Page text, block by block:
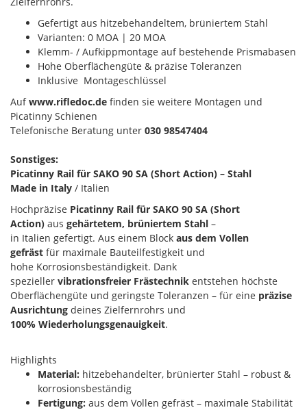
Gefertigt aus hitzebehandeltem, brüniertem Stahl
Varianten: 0 MOA | 20 MOA
Klemm- / Aufkippmontage auf bestehende Prismabasen
Hohe Oberflächengüte & präzise Toleranzen
Inklusive Montageschlüssel
Aufwww.rifledoc.de finden sie weitere Montagen und
Picatinny Schienen
Telefonische Beratung unter 030 98547404
Sonstiges:
Picatinny Rail für SAKO 90 SA (Short Action) – Stahl
Made in Italy / Italien
Hochpräzise Picatinny Rail für SAKO 90 SA (Short
Action) aus gehärtetem, brüniertem Stahl –
in Italien gefertigt. Aus einem Block aus dem Vollen
gefräst für maximale Bauteilfestigkeit und
hohe Korrosionsbeständigkeit. Dank
spezieller vibrationsfreier Frästechnik entstehen höchste
Oberflächengüte und geringste Toleranzen – für eine präzise
Ausrichtung deines Zielfernrohrs und
100% Wiederholungsgenauigkeit.
Highlights
Material: hitzebehandelter, brünierter Stahl – robust &
korrosionsbeständig
Fertigung: aus dem Vollen gefräst – maximale Stabilität